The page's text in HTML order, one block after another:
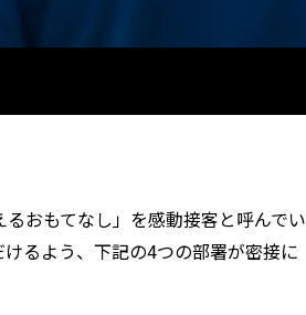
おもてなし」を感動接客と呼んでい
るよう、下記の4つの部署が密接に